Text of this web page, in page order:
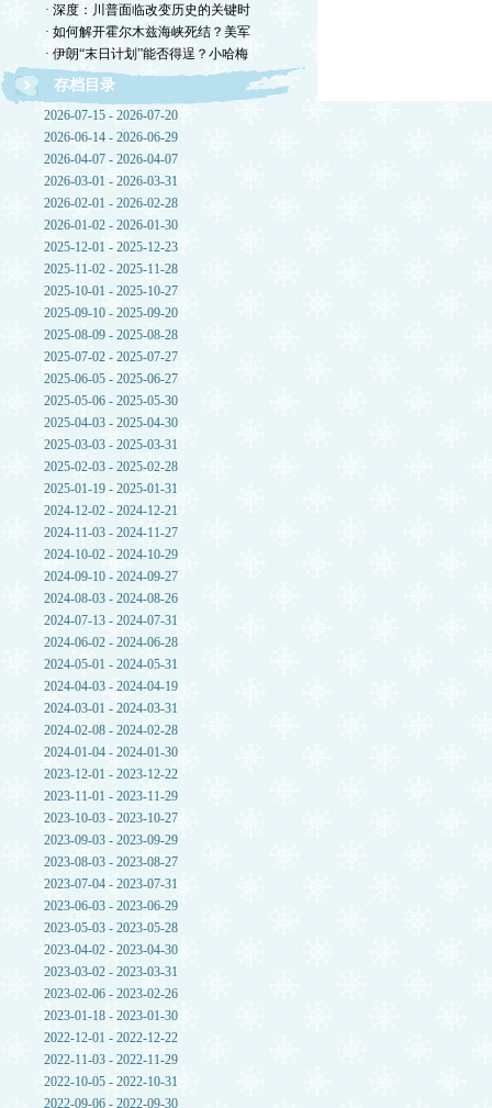
· 深度：川普面临改变历史的关键时
· 如何解开霍尔木兹海峡死结？美军
· 伊朗“末日计划”能否得逞？小哈梅
存档目录
2026-07-15 - 2026-07-20
2026-06-14 - 2026-06-29
2026-04-07 - 2026-04-07
2026-03-01 - 2026-03-31
2026-02-01 - 2026-02-28
2026-01-02 - 2026-01-30
2025-12-01 - 2025-12-23
2025-11-02 - 2025-11-28
2025-10-01 - 2025-10-27
2025-09-10 - 2025-09-20
2025-08-09 - 2025-08-28
2025-07-02 - 2025-07-27
2025-06-05 - 2025-06-27
2025-05-06 - 2025-05-30
2025-04-03 - 2025-04-30
2025-03-03 - 2025-03-31
2025-02-03 - 2025-02-28
2025-01-19 - 2025-01-31
2024-12-02 - 2024-12-21
2024-11-03 - 2024-11-27
2024-10-02 - 2024-10-29
2024-09-10 - 2024-09-27
2024-08-03 - 2024-08-26
2024-07-13 - 2024-07-31
2024-06-02 - 2024-06-28
2024-05-01 - 2024-05-31
2024-04-03 - 2024-04-19
2024-03-01 - 2024-03-31
2024-02-08 - 2024-02-28
2024-01-04 - 2024-01-30
2023-12-01 - 2023-12-22
2023-11-01 - 2023-11-29
2023-10-03 - 2023-10-27
2023-09-03 - 2023-09-29
2023-08-03 - 2023-08-27
2023-07-04 - 2023-07-31
2023-06-03 - 2023-06-29
2023-05-03 - 2023-05-28
2023-04-02 - 2023-04-30
2023-03-02 - 2023-03-31
2023-02-06 - 2023-02-26
2023-01-18 - 2023-01-30
2022-12-01 - 2022-12-22
2022-11-03 - 2022-11-29
2022-10-05 - 2022-10-31
2022-09-06 - 2022-09-30